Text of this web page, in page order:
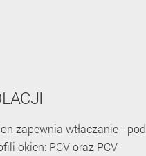
zapewnia wtłaczanie - pod
okien: PCV oraz PCV-